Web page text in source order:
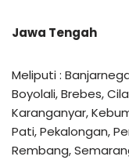
Jawa Tengah
Meliputi :
Boyolali, Brebes,
Karanganyar,
Pati, Pekalongan,
Rembang,